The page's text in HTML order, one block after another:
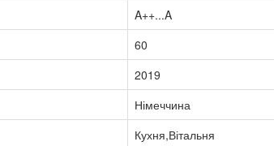
A++...A
60
2019
Німеччина
Кухня,Вітальня